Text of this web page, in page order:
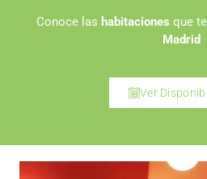
Conoce las habitaciones que
Madrid
Ver